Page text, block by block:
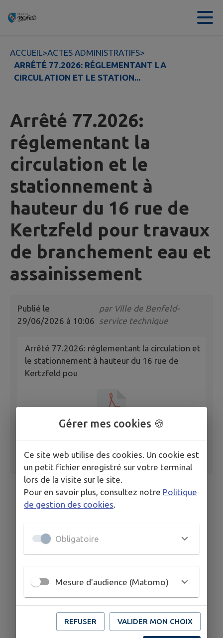
Contenu
ACCUEIL>ACTES ADMINISTRATIFS>
ARRÊTÉ 77.2026: RÉGLEMENTANT LA
CIRCULATION ET LE STATION...
Arrêté 77.2026:
réglementant la
circulation et le
stationnement à
hauteur du 16 rue de
Kertzfeld pour travaux
de branchement eau et
assainissement
Publié le
29/06/2026 à 10:06
par Ville de Benfeld-
service technique
Arrêté 77.2026: réglementant la circulation et
le stationnement à hauteur du 16 rue de
Kertzfeld pou
Gérer mes cookies 🍪
Ce site web utilise des cookies. Un cookie est
un petit fichier enregistré sur votre terminal
lors de la visite sur le site.
Pour en savoir plus, consultez notre Politique
de gestion des cookies.
Obligatoire
Mesure d'audience (Matomo)
REFUSER VALIDER MON CHOIX